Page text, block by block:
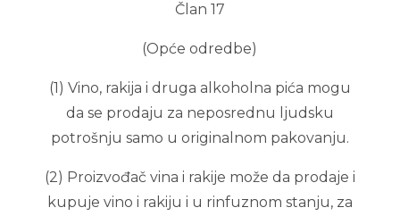
Član 17
(Opće odredbe)
(1) Vino, rakija i druga alkoholna pića mogu
da se prodaju za neposrednu ljudsku
potrošnju samo u originalnom pakovanju.
(2) Proizvođač vina i rakije može da prodaje i
kupuje vino i rakiju i u rinfuznom stanju, za